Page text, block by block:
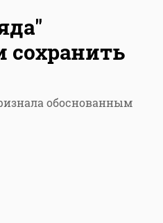
обоснованным